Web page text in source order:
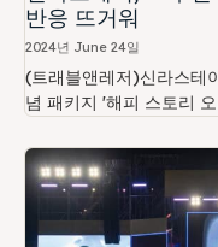
반응 뜨거워
2024년 June 24일
(트래블앤레저)신라스테
념 패키지 '해피 스토리